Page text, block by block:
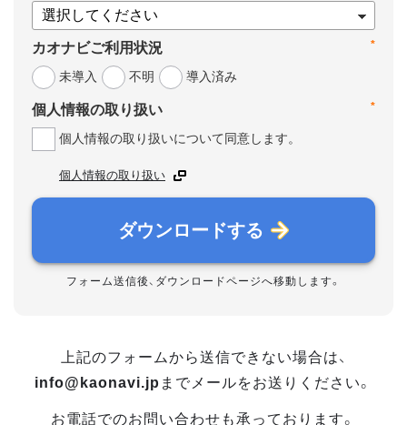
*
カオナビご利用状況
未導入
不明 導入済み
*
個人情報の取り扱い
個人情報の取り扱いについて同意します。
個人情報の取り扱い
ダウンロードする
フォーム送信後、ダウンロードページへ移動します。
上記のフォームから送信できない場合は、
info@kaonavi.jp までメールをお送りください。
お電話でのお問い合わせも承っております。